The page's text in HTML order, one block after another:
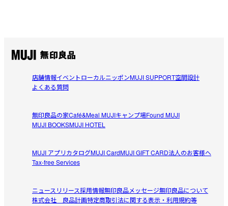
店舗情報イベントローカルニッポンMUJI SUPPORT空間設計
よくある質問
無印良品の家Café&Meal MUJIキャンプ場Found MUJI
MUJI BOOKSMUJI HOTEL
MUJI アプリカタログMUJI CardMUJI GIFT CARD法人のお客様へ
Tax-free Services
ニュースリリース採用情報無印良品メッセージ無印良品について
株式会社 良品計画特定商取引法に関する表示・利用規約等